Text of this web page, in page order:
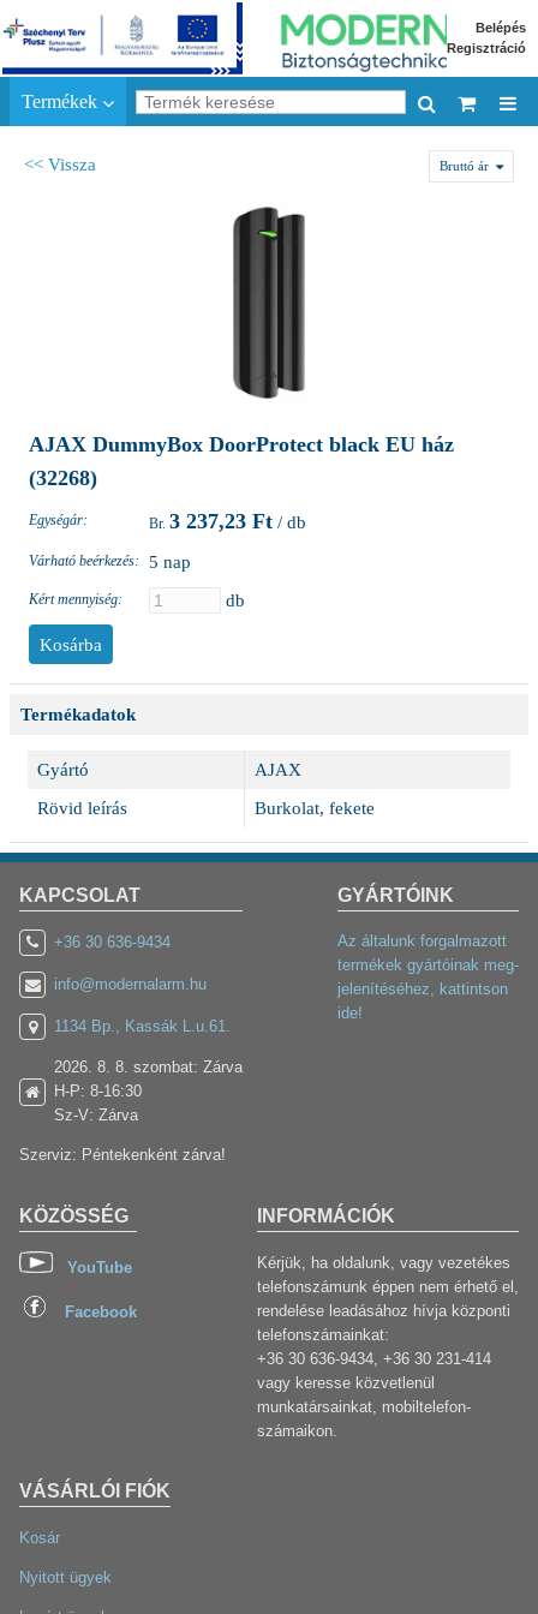
Belépés
Regisztráció
Termékek
<< Vissza Bruttó ár
AJAX DummyBox DoorProtect black ЕU ház
(32268)
Egységár: 3 237,23 Ft / db
Várható beérkezés: 5 nap
Kért mennyiség: db
Termékadatok
Gyártó
AJAX
Rövid leírás
Burkolat, fekete
KAPCSOLAT
+36 30 636-9434
info@modernalarm.hu
1134 Bp., Kassák L.u.61.
2026. 8. 8. szombat: Zárva
H-P: 8-16:30
Sz-V: Zárva
Szerviz: Péntekenként zárva!
VÁSÁRLÓI FIÓK
Kosár
Nyitott ügyek
KÖZÖSSÉG
YouTube
Facebook
INFORMÁCIÓK
Kérjük, ha oldalunk, vagy vezetékes
telefonszámunk éppen nem érhető el,
rendelése leadásához hívja központi
telefonszámainkat:
+36 30 636-9434, +36 30 231-414
vagy keresse közvetlenül
munkatársainkat, mobiltelefon-
számaikon.
GYÁRTÓINK
Az általunk forgalmazott
termékek gyártóinak meg-
jelenítéséhez, kattintson
ide!